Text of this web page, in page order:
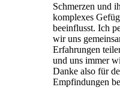
Schmerzen und
komplexes
beeinflusst. Ich
wir uns
Erfahrungen
und uns immer
Danke also für
Empfindungen